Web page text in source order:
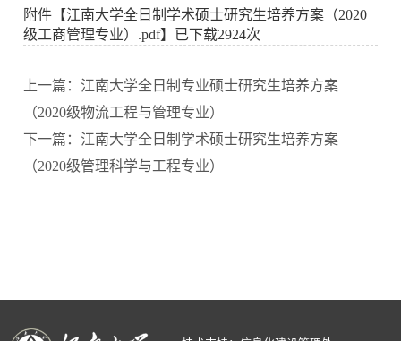
附件【江南大学全日制学术硕士研究生培养方案（2020
级工商管理专业）.pdf】已下载2924次
上一篇：江南大学全日制专业硕士研究生培养方案
（2020级物流工程与管理专业）
下一篇：江南大学全日制学术硕士研究生培养方案
（2020级管理科学与工程专业）